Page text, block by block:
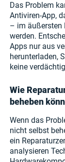
Das Problem
Antiviren-App,
– im äußersten
werden.
Apps nur aus
herunterladen,
keine
Wie
beheben
Wenn das
nicht selbst
ein
analysieren